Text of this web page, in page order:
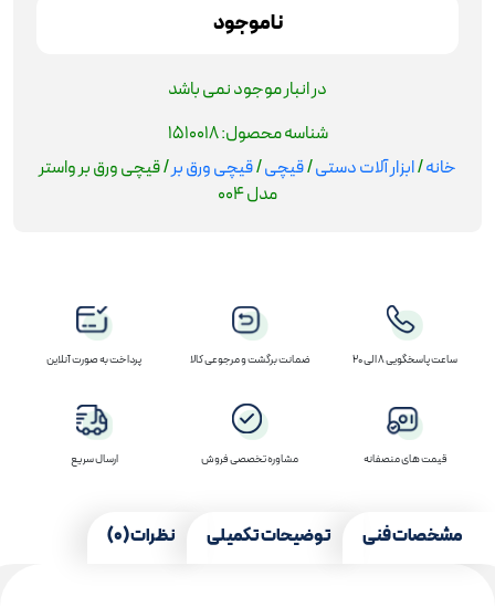
ناموجود
در انبار موجود نمی باشد
شناسه محصول:1510018
خانه/ابزار آلات دستی/قیچی/قیچی ورق بر/ قیچی ورق بر واستر
مدل 004
ساعت پاسخگویی 8 الی 20 ضمانت برگشت و مرجوعی کالا پرداخت به صورت آنلاین
قیمت های منصفانه مشاوره تخصصی فروش ارسال سریع
مشخصات فنی توضیحات تکمیلی نظرات (0)